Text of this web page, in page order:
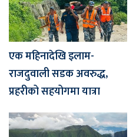
एक महिनादेखि इलाम-
राजदुवाली सडक अवरुद्ध,
प्रहरीको सहयोगमा यात्रा